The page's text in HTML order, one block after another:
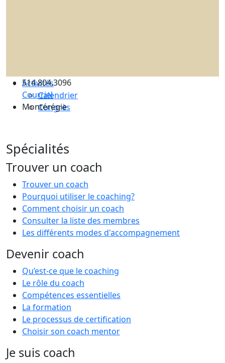
Activités
Calendrier
Congrès
514.804.3096
Courriel
Montérégie
Spécialités
Trouver un coach
Trouver un coach
Pourquoi utiliser le coaching?
Comment choisir un coach
Consulter la liste des membres
Les différents modes d'accompagnement
Devenir coach
Qu’est-ce que le coaching
Le rôle du coach
Compétences essentielles
La formation
Le processus de certification
Choisir son coach mentor
Je suis coach